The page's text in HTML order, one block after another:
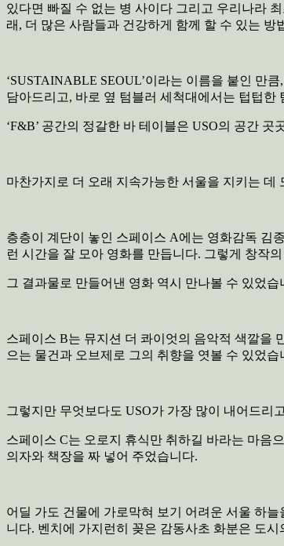
있다면 빠질 수 없는 병 사이다 그리고 우리나라
래, 더 많은 사람들과 건강하게 함께 할 수 있는 방
‘SUSTAINABLE SEOUL’이라는 이름을 붙인 만
담아드리고, 바로 옆 텀블러 세척대에서는 텁텁
‘F&B’ 공간의 정갈한 바 테이블은 USO의 공간
마찬가지로 더 오래 지속가능한 서울을 지키는
층층이 계단이 놓인 스페이스 A에는 영화감독 김
런 시간을 잘 모아 영화를 만듭니다. 그렇게 창작
그 결과물로 만들어낸 영화 역시 만나볼 수 있었
스페이스 B는 뮤지션 더 콰이엇의 음악적 색깔을
으는 물건과 오브제로 그의 취향을 엿볼 수 있었
그렇지만 무엇보다도 USO가 가장 많이 내어드리
스페이스 C는 오로지 휴식만 취하길 바라는 마음
의자와 책장을 짜 넣어 주었습니다.
어딜 가도 건물에 가로막혀 보기 어려운 서울 하
니다. 벤치에 가지런히 꽂은 감동사초 화분은 도